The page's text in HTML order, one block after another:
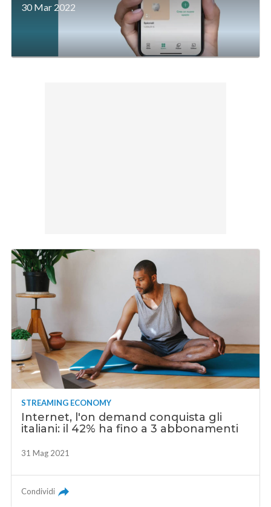
30 Mar 2022
STREAMING ECONOMY
Internet, l'on demand conquista gli
italiani: il 42% ha fino a 3 abbonamenti
31 Mag 2021
Condividi